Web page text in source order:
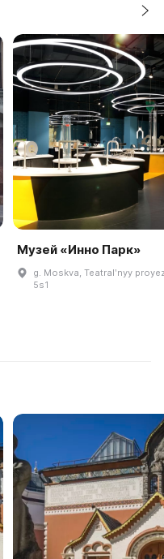
Музей «Инно Парк»
g. Moskva, Teatralʹnyy
5s1